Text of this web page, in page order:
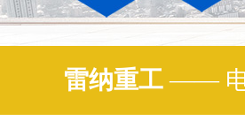
雷纳重工—— 电